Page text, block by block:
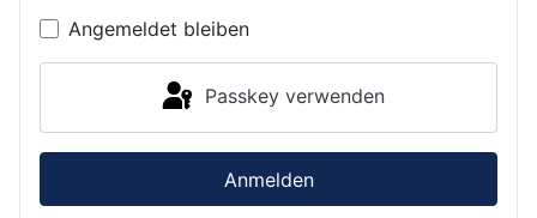
Angemeldet bleiben
Passkey verwenden
Anmelden